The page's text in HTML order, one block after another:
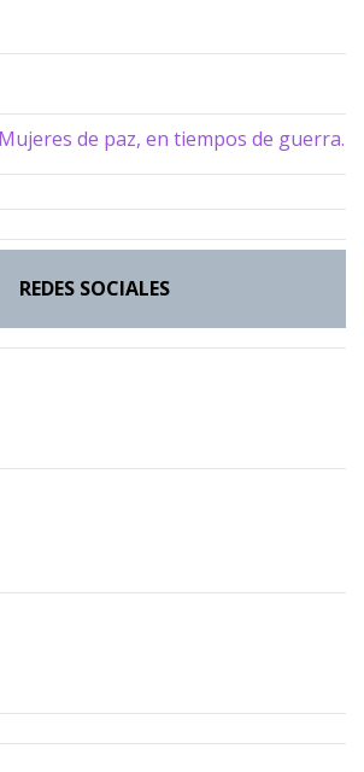
de paz, en tiempos de guerra.
REDES SOCIALES